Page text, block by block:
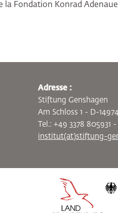
la Fondation Konrad
Adresse :
Stiftung Genshagen
Am Schloss 1 - D-
Tel.: +49 3378 805931
institut(at)stiftung-